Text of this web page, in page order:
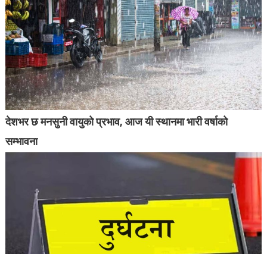
देशभर छ मनसुनी वायुको प्रभाव, आज यी स्थानमा भारी वर्षाको
सम्भावना